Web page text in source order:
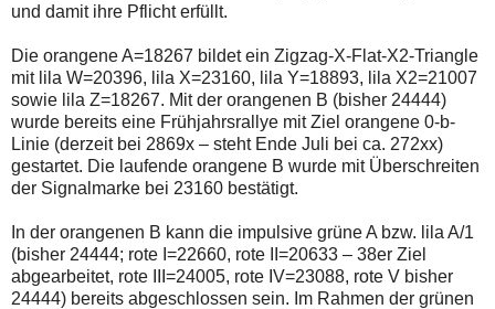
und damit ihre Pflicht erfüllt.
Die orangene A=18267 bildet ein Zigzag-X-Flat-X2-Triangle
mit lila W=20396, lila X=23160, lila Y=18893, lila X2=21007
sowie lila Z=18267. Mit der orangenen B (bisher 24444)
wurde bereits eine Frühjahrsrallye mit Ziel orangene 0-b-
Linie (derzeit bei 2869x – steht Ende Juli bei ca. 272xx)
gestartet. Die laufende orangene B wurde mit Überschreiten
der Signalmarke bei 23160 bestätigt.
In der orangenen B kann die impulsive grüne A bzw. lila A/1
(bisher 24444; rote I=22660, rote II=20633 – 38er Ziel
abgearbeitet, rote III=24005, rote IV=23088, rote V bisher
24444) bereits abgeschlossen sein. Im Rahmen der grünen